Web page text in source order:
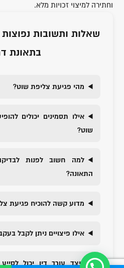
וחתירה למיצוי זכויות מלא.
שאלות ותשובות
בתאונת
מהי פגיעת צליפת שוט?
אילו תסמינים יכולים
שוט?
למה חשוב לפנות
התאונה?
מדוע קשה להוכיח פגיעת
אילו פיצויים ניתן לקבל
כיצד עורך דין יכול